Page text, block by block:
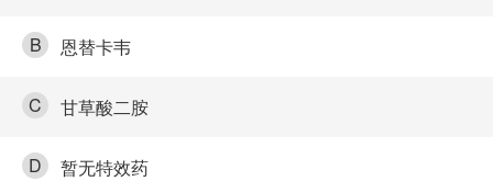
B 恩替卡韦
C 甘草酸二胺
D 暂无特效药